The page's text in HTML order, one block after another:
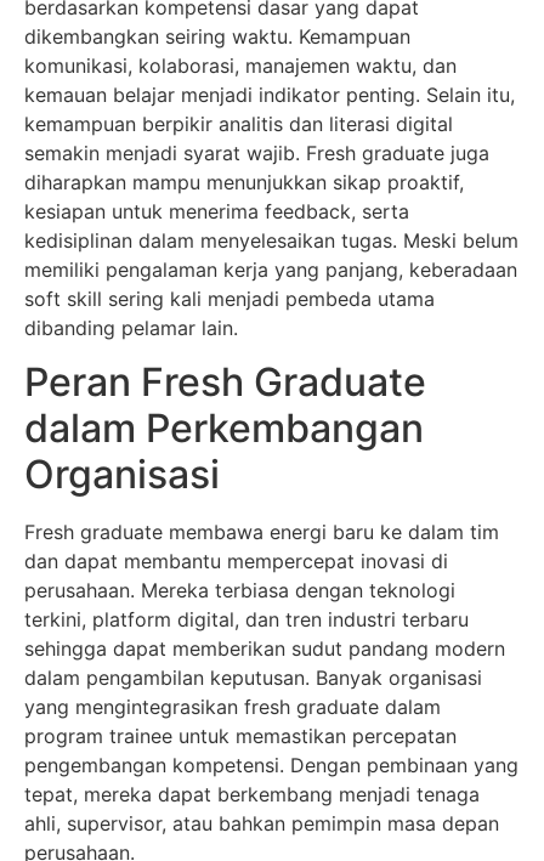
berdasarkan kompetensi dasar yang dapat
dikembangkan seiring waktu. Kemampuan
komunikasi, kolaborasi, manajemen waktu, dan
kemauan belajar menjadi indikator penting. Selain itu,
kemampuan berpikir analitis dan literasi digital
semakin menjadi syarat wajib. Fresh graduate juga
diharapkan mampu menunjukkan sikap proaktif,
kesiapan untuk menerima feedback, serta
kedisiplinan dalam menyelesaikan tugas. Meski belum
memiliki pengalaman kerja yang panjang, keberadaan
soft skill sering kali menjadi pembeda utama
dibanding pelamar lain.
Peran Fresh Graduate
dalam Perkembangan
Organisasi
Fresh graduate membawa energi baru ke dalam tim
dan dapat membantu mempercepat inovasi di
perusahaan. Mereka terbiasa dengan teknologi
terkini, platform digital, dan tren industri terbaru
sehingga dapat memberikan sudut pandang modern
dalam pengambilan keputusan. Banyak organisasi
yang mengintegrasikan fresh graduate dalam
program trainee untuk memastikan percepatan
pengembangan kompetensi. Dengan pembinaan yang
tepat, mereka dapat berkembang menjadi tenaga
ahli, supervisor, atau bahkan pemimpin masa depan
perusahaan.